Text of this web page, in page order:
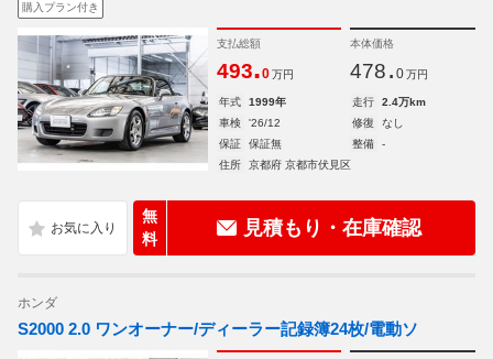
購入プラン付き
支払総額
493.0 万円
本体価格
478. 0 万円
年式 1999年 走行
2.4万km
車検
'26/12 修復
なし
保証
保証無 整備
-
住所
京都府 京都市伏見区
無
料
見積もり・在庫確認
ホンダ
S2000 2.0 ワンオーナー/ディーラー記録簿24枚/電動ソ